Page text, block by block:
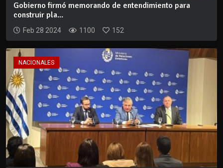
Gobierno firmó memorando de entendimiento para
construir pla...
Feb 28 2024 1100 152
NACIONALES